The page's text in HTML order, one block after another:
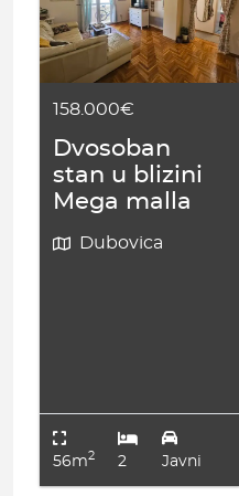
158.000€
Dvosoban
stan u blizini
Mega malla
Dubovica
56m2 2 Javni